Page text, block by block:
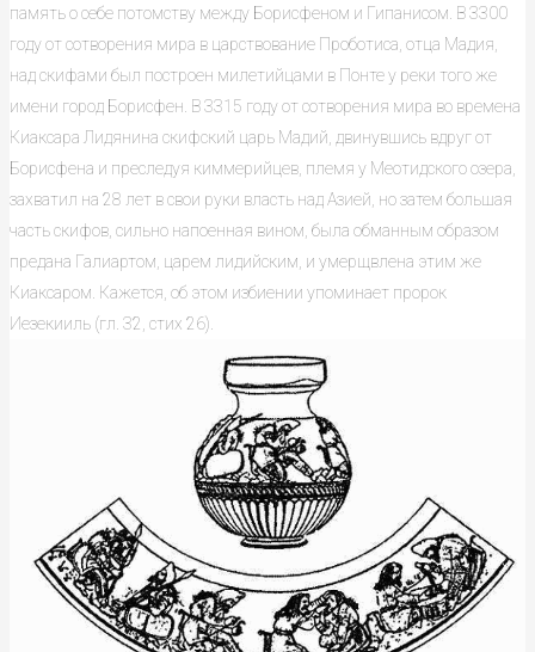
память о себе потомству между Борисфеном и Гипанисом. В 3300
году от сотворения мира в царствование Проботиса, отца Мадия,
над скифами был построен милетийцами в Понте у реки того же
имени город Борисфен. В 3315 году от сотворения мира во времена
Киаксара Лидянина скифский царь Мадий, двинувшись вдруг от
Борисфена и преследуя киммерийцев, племя у Меотидского озера,
захватил на 28 лет в свои руки власть над Азией, но затем большая
часть скифов, сильно напоенная вином, была обманным образом
предана Галиартом, царем лидийским, и умерщвлена этим же
Киаксаром. Кажется, об этом избиении упоминает пророк
Иезекииль (гл. 32, стих 26).